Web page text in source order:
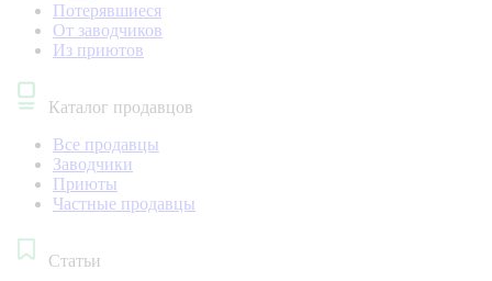
Потерявшиеся
От заводчиков
Из приютов
Каталог продавцов
Все продавцы
Заводчики
Приюты
Частные продавцы
Статьи